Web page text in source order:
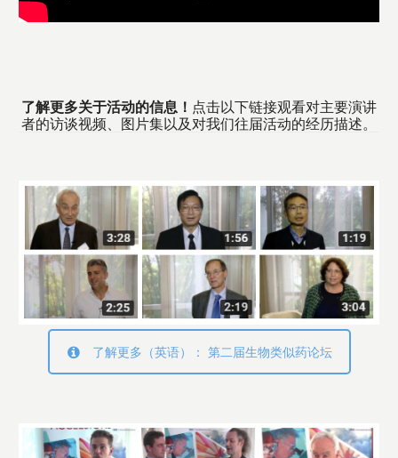
了解更多关于活动的信息！点击以下链接观看对主要演讲
了解更多（英语）： 第二届生物类似药论坛